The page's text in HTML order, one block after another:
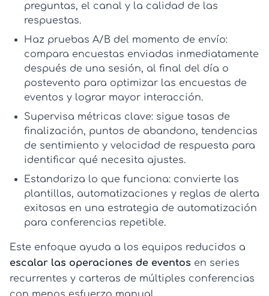
preguntas, el canal y la calidad de las
respuestas.
Haz pruebas A/B del momento de envío:
compara encuestas enviadas inmediatamente
después de una sesión, al final del día o
postevento para optimizar las encuestas de
eventos y lograr mayor interacción.
Supervisa métricas clave: sigue tasas de
finalización, puntos de abandono, tendencias
de sentimiento y velocidad de respuesta para
identificar qué necesita ajustes.
Estandariza lo que funciona: convierte las
plantillas, automatizaciones y reglas de alerta
exitosas en una estrategia de automatización
para conferencias repetible.
Este enfoque ayuda a los equipos reducidos a
escalar las operaciones de eventos en series
recurrentes y carteras de múltiples conferencias